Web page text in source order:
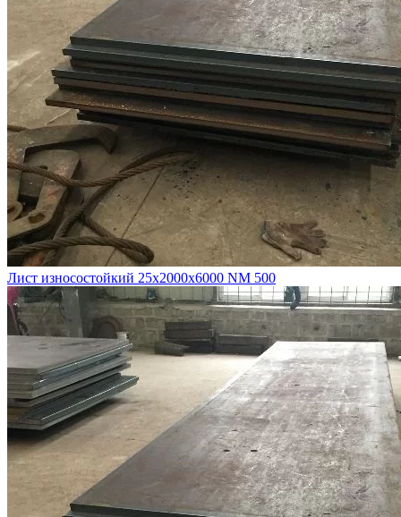
Лист износостойкий 25х2000х6000 NM 500